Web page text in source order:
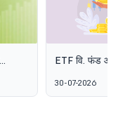
ETF वि. फंड ऑफ
30-07-2026